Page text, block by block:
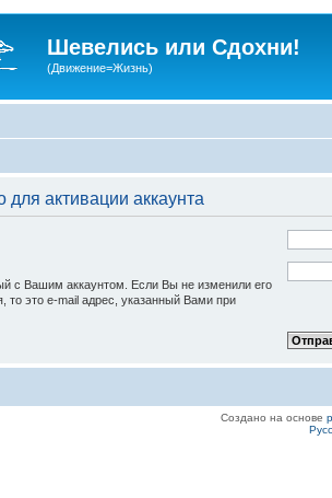
Шевелись или Сдохни!
(Движение=Жизнь)
для активации аккаунта
с Вашим аккаунтом. Если Вы не изменили его
то это e-mail адрес, указанный Вами при
Создано на основе